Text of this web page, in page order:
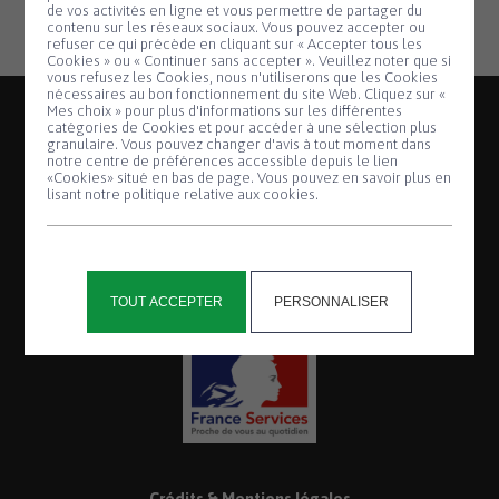
Panneau de gestion des cookies
de vos activités en ligne et vous permettre de partager du
contenu sur les réseaux sociaux. Vous pouvez accepter ou
refuser ce qui précède en cliquant sur « Accepter tous les
Cookies » ou « Continuer sans accepter ». Veuillez noter que si
vous refusez les Cookies, nous n'utiliserons que les Cookies
nécessaires au bon fonctionnement du site Web. Cliquez sur «
Mes choix » pour plus d'informations sur les différentes
catégories de Cookies et pour accéder à une sélection plus
granulaire. Vous pouvez changer d'avis à tout moment dans
notre centre de préférences accessible depuis le lien
«Cookies» situé en bas de page. Vous pouvez en savoir plus en
lisant notre politique relative aux cookies.
TOUT ACCEPTER PERSONNALISER
2, place de la Mairie
29410 Saint-Thégonnec Loc-Éguiner